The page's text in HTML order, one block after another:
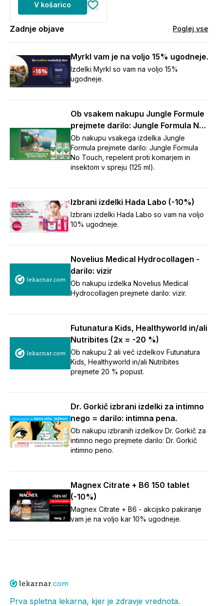
V košarico
Zadnje objave Poglej vse
Myrkl vam je na voljo 15% ugodneje.
Izdelki Myrkl so vam na voljo 15%
ugodneje.
Ob vsakem nakupu Jungle Formule
prejmete darilo: Jungle Formula No
Touch repelent (125 ml)
Ob nakupu vsakega izdelka Jungle
Formula prejmete darilo: Jungle Formula
No Touch, repelent proti komarjem in
insektom v spreju (125 ml).
Izbrani izdelki Hada Labo (-10%)
Izbrani izdelki Hada Labo so vam na voljo
10% ugodneje.
Novelius Medical Hydrocollagen -
darilo: vizir
Ob nakupu izdelka Novelius Medical
Hydrocollagen prejmete darilo: vizir.
Futunatura Kids, Healthyworld in/ali
Nutribites (2x = -20 %)
Ob nakupu 2 ali več izdelkov Futunatura
Kids, Healthyworld in/ali Nutribites
prejmete 20 % popust.
Dr. Gorkič izbrani izdelki za intimno
nego = darilo: intimna pena.
Ob nakupu izbranih izdelkov Dr. Gorkič za
intimno nego prejmete darilo: Dr. Gorkič
intimno peno.
Magnex Citrate + B6 150 tablet
(-10%)
Magnex Citrate + B6 - akcijsko pakiranje
vam je na voljo kar 10% ugodneje.
Prva spletna lekarna, kjer je zdravje vrednota.